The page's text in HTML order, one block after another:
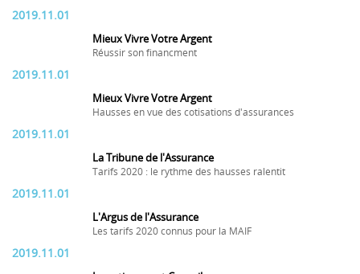
2019.11.01
Mieux Vivre Votre Argent
Réussir son financment
2019.11.01
Mieux Vivre Votre Argent
Hausses en vue des cotisations d'assurances
2019.11.01
La Tribune de l'Assurance
Tarifs 2020 : le rythme des hausses ralentit
2019.11.01
L'Argus de l'Assurance
Les tarifs 2020 connus pour la MAIF
2019.11.01